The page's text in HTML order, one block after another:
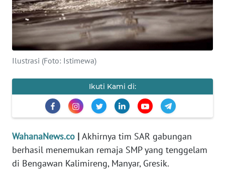
Ilustrasi (Foto: Istimewa)
Ikuti Kami di:
WahanaNews.co | Akhirnya tim SAR gabungan
berhasil menemukan remaja SMP yang tenggelam
di Bengawan Kalimireng, Manyar, Gresik.
INTERNASIONAL
SERBA-SERBI
PENDIDIKAN
OLAHRAGA
OPINI
EDITORIAL